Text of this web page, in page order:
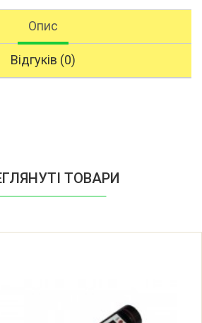
Опис
Відгуків (0)
ТОВАРИ